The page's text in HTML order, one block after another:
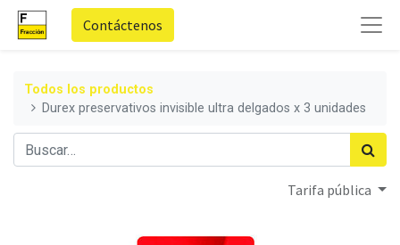
Contáctenos
Todos los productos
Durex preservativos invisible ultra delgados x 3 unidades
Tarifa pública